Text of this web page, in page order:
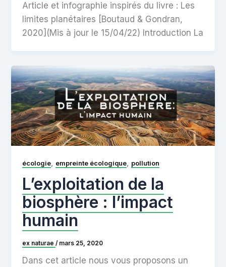
Article et infographie inspirés du livre : Les
limites planétaires [Boutaud & Gondran,
2020](Mis à jour le 15/04/22) Introduction La
écologie, empreinte écologique, pollution
L’exploitation de la
biosphère : l’impact
humain
ex naturae/ mars 25, 2020
Dans cet article nous vous proposons un